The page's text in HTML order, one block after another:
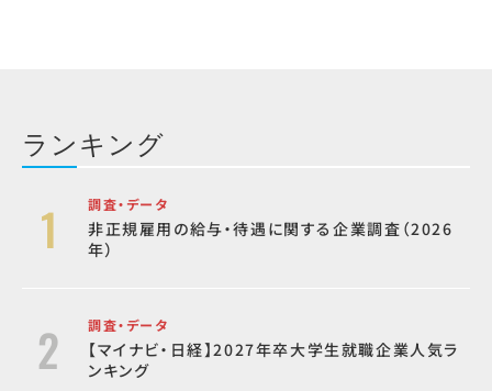
ランキング
調査・データ
非正規雇用の給与・待遇に関する企業調査（2026
年）
調査・データ
【マイナビ・日経】2027年卒大学生就職企業人気ラ
ンキング